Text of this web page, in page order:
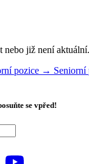
nebo již není aktuální.
pozice →
se vpřed!